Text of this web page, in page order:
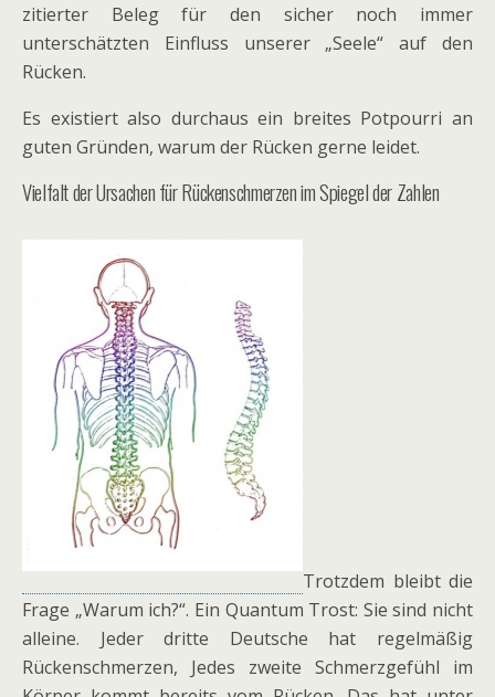
zitierter Beleg für den sicher noch immer
unterschätzten Einfluss unserer „Seele“ auf den
Rücken.
Es existiert also durchaus ein breites Potpourri an
guten Gründen, warum der Rücken gerne leidet.
Vielfalt der Ursachen für Rückenschmerzen im Spiegel der Zahlen
Trotzdem bleibt die
Frage „Warum ich?“. Ein Quantum Trost: Sie sind nicht
alleine. Jeder dritte Deutsche hat regelmäßig
Rückenschmerzen, Jedes zweite Schmerzgefühl im